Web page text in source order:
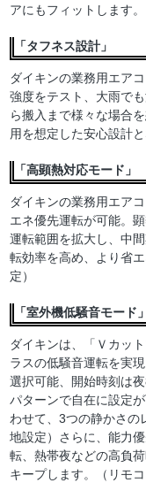
アにもフィットします。
「タフネス設計」
ダイキンの業務用エア
強度をテスト、大雨で
ら搬入まで様々な場合
用を想定した安心設計と
「高顕熱対応モード」
ダイキンの業務用エア
エネ優先運転が可能。
運転範囲を拡大し、中
転効率を高め、より省
定）
「室外機低騒音モード」
ダイキンは、「Ｖカッ
ラスの低騒音運転を実
選択可能、開始時刻は
パターンで自在に設定
わせて、3つの静かさの
地設定）さらに、能力
転、熱帯夜などの高負
キープします。（リモコ